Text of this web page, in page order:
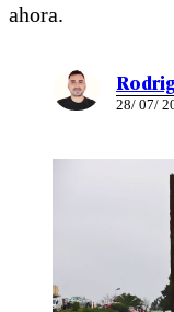
ahora.
28/ 07/